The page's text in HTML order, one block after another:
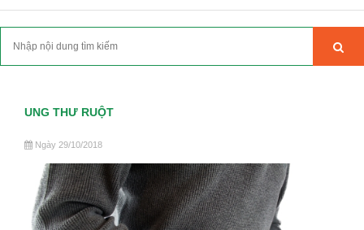
UNG THƯ RUỘT
Ngày 29/10/2018